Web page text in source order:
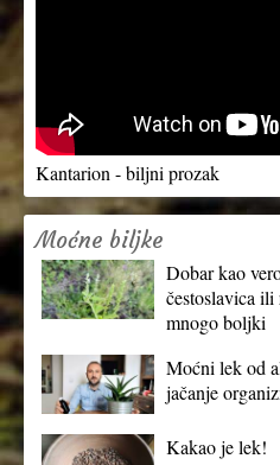
Kantarion - biljni prozak
Moćne biljke
Dobar kao
čestoslavica
mnogo boljki
Moćni lek od
jačanje
Kakao je lek!